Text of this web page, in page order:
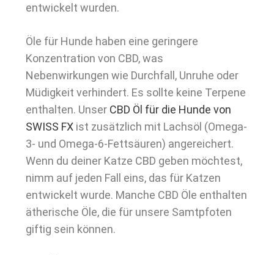
entwickelt wurden.
Öle für Hunde haben eine geringere
Konzentration von CBD, was
Nebenwirkungen wie Durchfall, Unruhe oder
Müdigkeit verhindert. Es sollte keine Terpene
enthalten. Unser CBD Öl für die Hunde von
SWISS FX ist zusätzlich mit Lachsöl (Omega-
3- und Omega-6-Fettsäuren) angereichert.
Wenn du deiner Katze CBD geben möchtest,
nimm auf jeden Fall eins, das für Katzen
entwickelt wurde. Manche CBD Öle enthalten
ätherische Öle, die für unsere Samtpfoten
giftig sein können.